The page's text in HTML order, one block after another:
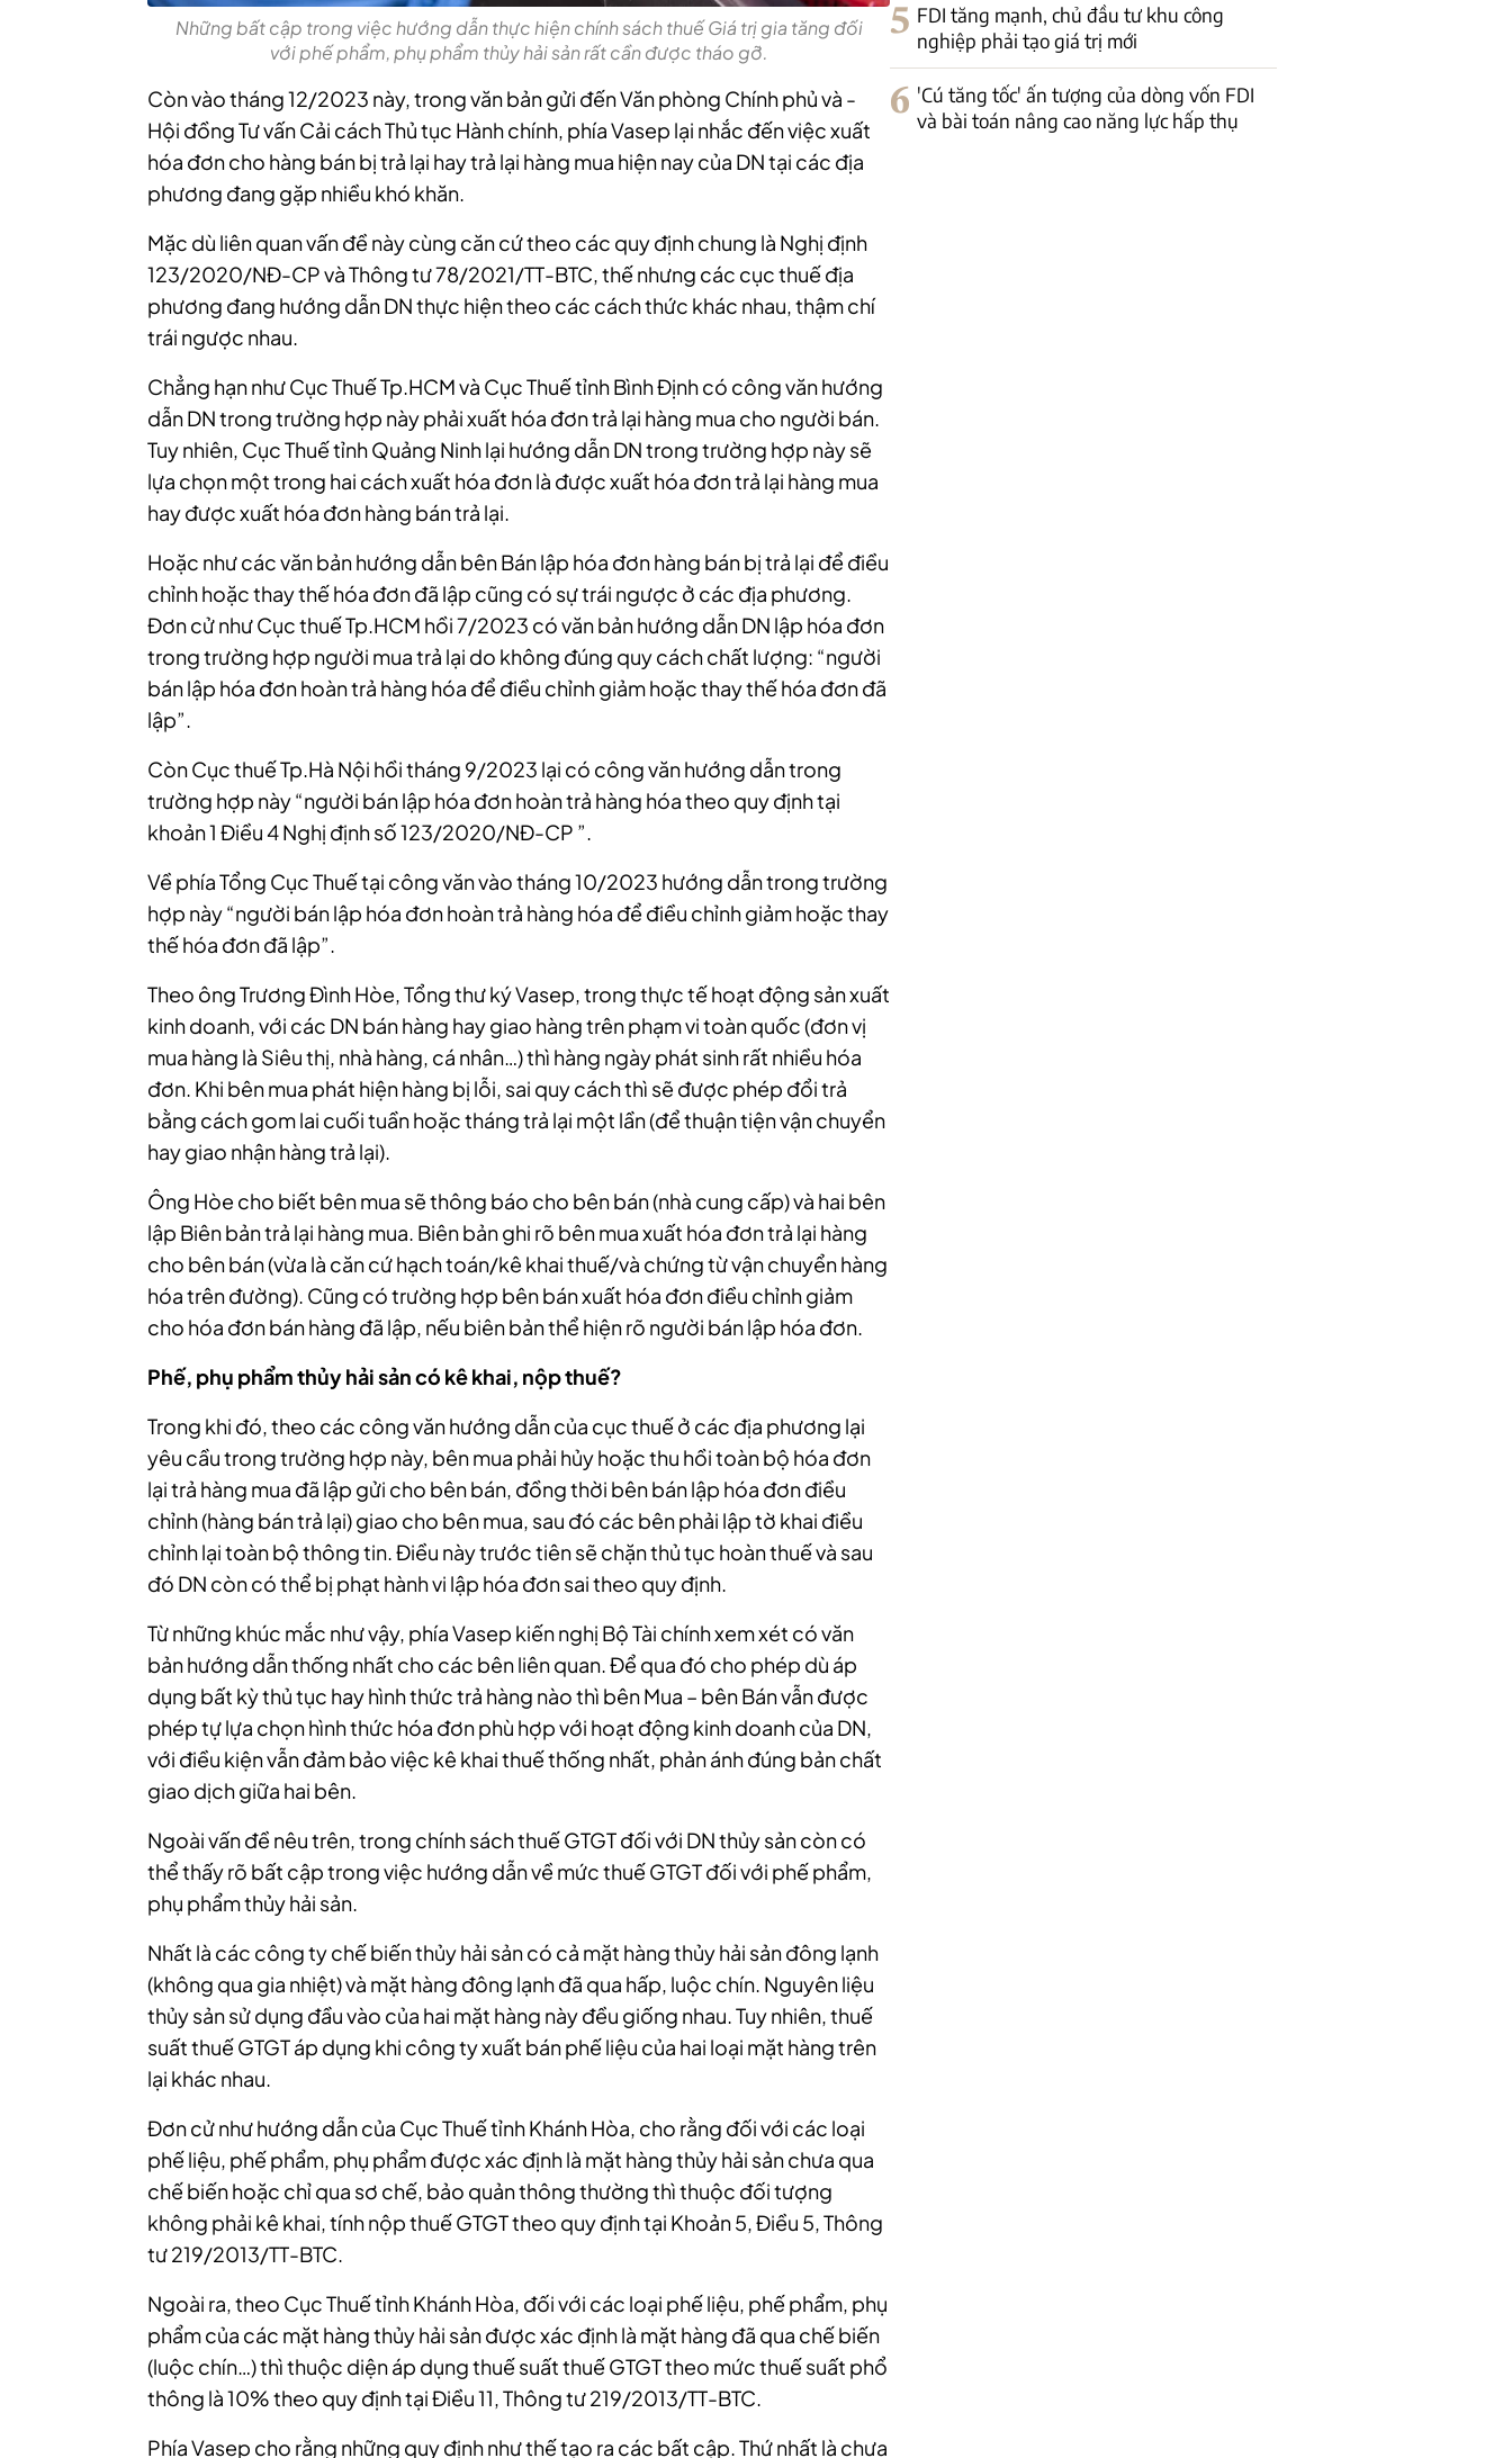
Những bất cập trong việc hướng dẫn thực hiện chính sách thuế Giá trị gia tăng đối
với phế phẩm, phụ phẩm thủy hải sản rất cần được tháo gỡ.
Còn vào tháng 12/2023 này, trong văn bản gửi đến Văn phòng Chính phủ và -
Hội đồng Tư vấn Cải cách Thủ tục Hành chính, phía Vasep lại nhắc đến việc xuất
hóa đơn cho hàng bán bị trả lại hay trả lại hàng mua hiện nay của DN tại các địa
phương đang gặp nhiều khó khăn.
Mặc dù liên quan vấn đề này cùng căn cứ theo các quy định chung là Nghị định
123/2020/NĐ-CP và Thông tư 78/2021/TT-BTC, thế nhưng các cục thuế địa
phương đang hướng dẫn DN thực hiện theo các cách thức khác nhau, thậm chí
trái ngược nhau.
Chẳng hạn như Cục Thuế Tp.HCM và Cục Thuế tỉnh Bình Định có công văn hướng
dẫn DN trong trường hợp này phải xuất hóa đơn trả lại hàng mua cho người bán.
Tuy nhiên, Cục Thuế tỉnh Quảng Ninh lại hướng dẫn DN trong trường hợp này sẽ
lựa chọn một trong hai cách xuất hóa đơn là được xuất hóa đơn trả lại hàng mua
hay được xuất hóa đơn hàng bán trả lại.
Hoặc như các văn bản hướng dẫn bên Bán lập hóa đơn hàng bán bị trả lại để điều
chỉnh hoặc thay thế hóa đơn đã lập cũng có sự trái ngược ở các địa phương.
Đơn cử như Cục thuế Tp.HCM hồi 7/2023 có văn bản hướng dẫn DN lập hóa đơn
trong trường hợp người mua trả lại do không đúng quy cách chất lượng: “người
bán lập hóa đơn hoàn trả hàng hóa để điều chỉnh giảm hoặc thay thế hóa đơn đã
lập”.
Còn Cục thuế Tp.Hà Nội hồi tháng 9/2023 lại có công văn hướng dẫn trong
trường hợp này “người bán lập hóa đơn hoàn trả hàng hóa theo quy định tại
khoản 1 Điều 4 Nghị định số 123/2020/NĐ-CP ”.
Về phía Tổng Cục Thuế tại công văn vào tháng 10/2023 hướng dẫn trong trường
hợp này “người bán lập hóa đơn hoàn trả hàng hóa để điều chỉnh giảm hoặc thay
thế hóa đơn đã lập”.
Theo ông Trương Đình Hòe, Tổng thư ký Vasep, trong thực tế hoạt động sản xuất
kinh doanh, với các DN bán hàng hay giao hàng trên phạm vi toàn quốc (đơn vị
mua hàng là Siêu thị, nhà hàng, cá nhân…) thì hàng ngày phát sinh rất nhiều hóa
đơn. Khi bên mua phát hiện hàng bị lỗi, sai quy cách thì sẽ được phép đổi trả
bằng cách gom lai cuối tuần hoặc tháng trả lại một lần (để thuận tiện vận chuyển
hay giao nhận hàng trả lại).
Ông Hòe cho biết bên mua sẽ thông báo cho bên bán (nhà cung cấp) và hai bên
lập Biên bản trả lại hàng mua. Biên bản ghi rõ bên mua xuất hóa đơn trả lại hàng
cho bên bán (vừa là căn cứ hạch toán/kê khai thuế/và chứng từ vận chuyển hàng
hóa trên đường). Cũng có trường hợp bên bán xuất hóa đơn điều chỉnh giảm
cho hóa đơn bán hàng đã lập, nếu biên bản thể hiện rõ người bán lập hóa đơn.
Phế, phụ phẩm thủy hải sảncó kê khai, nộp thuế?
Trong khi đó, theo các công văn hướng dẫn của cục thuế ở các địa phương lại
yêu cầu trong trường hợp này, bên mua phải hủy hoặc thu hồi toàn bộ hóa đơn
lại trả hàng mua đã lập gửi cho bên bán, đồng thời bên bán lập hóa đơn điều
chỉnh (hàng bán trả lại) giao cho bên mua, sau đó các bên phải lập tờ khai điều
chỉnh lại toàn bộ thông tin. Điều này trước tiên sẽ chặn thủ tục hoàn thuế và sau
đó DN còn có thể bị phạt hành vi lập hóa đơn sai theo quy định.
Từ những khúc mắc như vậy, phía Vasep kiến nghị Bộ Tài chính xem xét có văn
bản hướng dẫn thống nhất cho các bên liên quan. Để qua đó cho phép dù áp
dụng bất kỳ thủ tục hay hình thức trả hàng nào thì bên Mua – bên Bán vẫn được
phép tự lựa chọn hình thức hóa đơn phù hợp với hoạt động kinh doanh của DN,
với điều kiện vẫn đảm bảo việc kê khai thuế thống nhất, phản ánh đúng bản chất
giao dịch giữa hai bên.
Ngoài vấn đề nêu trên, trong chính sách thuế GTGT đối với DN thủy sản còn có
thể thấy rõ bất cập trong việc hướng dẫn về mức thuế GTGT đối với phế phẩm,
phụ phẩm thủy hải sản.
Nhất là các công ty chế biến thủy hải sản có cả mặt hàng thủy hải sản đông lạnh
(không qua gia nhiệt) và mặt hàng đông lạnh đã qua hấp, luộc chín. Nguyên liệu
thủy sản sử dụng đầu vào của hai mặt hàng này đều giống nhau. Tuy nhiên, thuế
suất thuế GTGT áp dụng khi công ty xuất bán phế liệu của hai loại mặt hàng trên
lại khác nhau.
Đơn cử như hướng dẫn của Cục Thuế tỉnh Khánh Hòa, cho rằng đối với các loại
phế liệu, phế phẩm, phụ phẩm được xác định là mặt hàng thủy hải sản chưa qua
chế biến hoặc chỉ qua sơ chế, bảo quản thông thường thì thuộc đối tượng
không phải kê khai, tính nộp thuế GTGT theo quy định tại Khoản 5, Điều 5, Thông
tư 219/2013/TT-BTC.
Ngoài ra, theo Cục Thuế tỉnh Khánh Hòa, đối với các loại phế liệu, phế phẩm, phụ
phẩm của các mặt hàng thủy hải sản được xác định là mặt hàng đã qua chế biến
(luộc chín…) thì thuộc diện áp dụng thuế suất thuế GTGT theo mức thuế suất phổ
thông là 10% theo quy định tại Điều 11, Thông tư 219/2013/TT-BTC.
Phía Vasep cho rằng những quy định như thế tạo ra các bất cập. Thứ nhất là chưa
5 FDI tăng mạnh, chủ đầu tư khu công
nghiệp phải tạo giá trị mới
6 'Cú tăng tốc' ấn tượng của dòng vốn FDI
và bài toán nâng cao năng lực hấp thụ